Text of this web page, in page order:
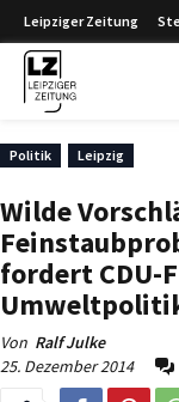
Leipziger Zeitung
Politik Leipzig
Wilde
fordert CDU-
Von Ralf Julke
25. Dezember 2014